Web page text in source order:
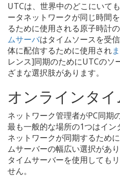
UTCは、世界中のどこにいて
ータネットワークが同じ時間
るために使用される原子時計
ムサーバはタイムソースを受
体に配信するために使用され
レンス]同期のためにUTCのソ
ざまな選択肢があります。
オンラインタ
ネットワーク管理者がPC同期
最も一般的な場所の1つはイン
ネットワークが同期するため
ムサーバーの幅広い選択があ
タイムサーバーを使用しても
せん。